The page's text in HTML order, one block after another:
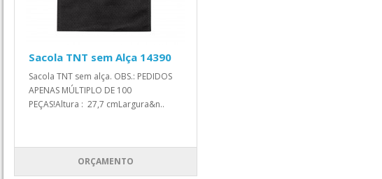
Sacola TNT sem Alça 14390
Sacola TNT sem alça. OBS.: PEDIDOS
APENAS MÚLTIPLO DE 100
PEÇAS!Altura : 27,7 cmLargura&n..
ORÇAMENTO